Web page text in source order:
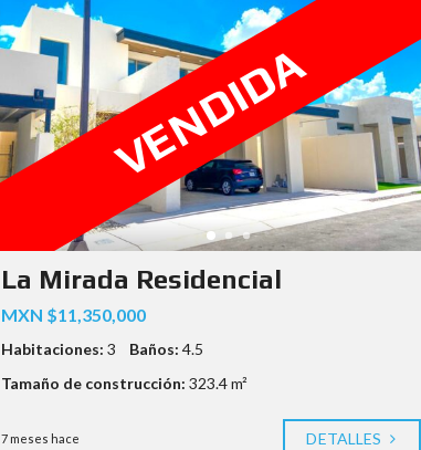
VENDIDA
La Mirada Residencial
MXN $11,350,000
Habitaciones: 3 Baños: 4.5
Tamaño de construcción: 323.4 m²
7 meses hace DETALLES